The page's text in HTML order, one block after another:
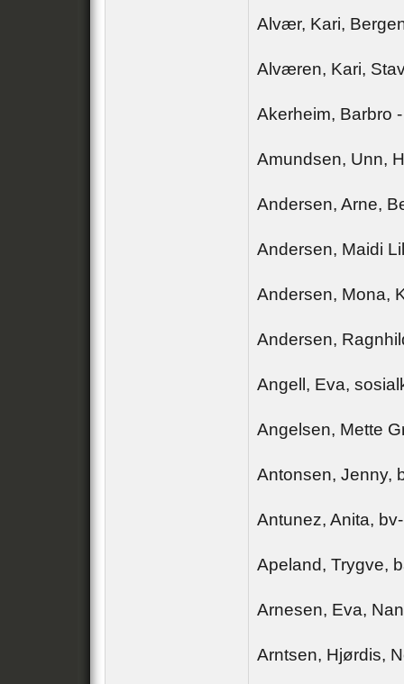
Alvær, Kari,
Alværen, Kari,
Akerheim, Barbro
Amundsen, Unn,
Andersen, Arne,
Andersen, Maidi
Andersen, Mona,
Andersen,
Angell, Eva,
Angelsen, Mette
Antonsen, Jenny,
Antunez, Anita,
Apeland, Trygve,
Arnesen, Eva,
Arntsen, Hjørdis,